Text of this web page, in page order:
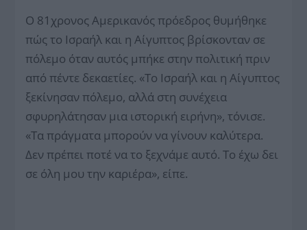
Ο 81χρονος Αμερικανός πρόεδρος θυμήθηκε
πώς το Ισραήλ και η Αίγυπτος βρίσκονταν σε
πόλεμο όταν αυτός μπήκε στην πολιτική πριν
από πέντε δεκαετίες. «Το Ισραήλ και η Αίγυπτος
ξεκίνησαν πόλεμο, αλλά στη συνέχεια
σφυρηλάτησαν μια ιστορική ειρήνη», τόνισε.
«Τα πράγματα μπορούν να γίνουν καλύτερα.
Δεν πρέπει ποτέ να το ξεχνάμε αυτό. Το έχω δει
σε όλη μου την καριέρα», είπε.